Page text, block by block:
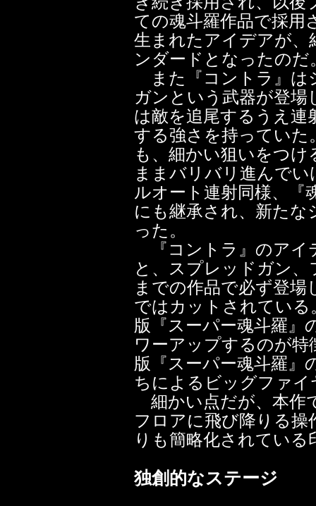
ての魂斗羅作品で採用
生まれたアイデアが、
ンダードとなったのだ
また『コントラ』は
ガンという武器が登
は敵を追尾するうえ連
する強さを持っていた
も、細かい狙いをつ
ままバリバリ進んで
ルオート連射同様、『
にも継承され、新たな
った。
『コントラ』のアイ
と、スプレッドガン
までの作品で必ず登
ではカットされてい
版『スーパー魂斗羅』
ワーアップするのが
版『スーパー魂斗羅』
ちによるビッグファ
細かい点だが、本作
フロアに飛び降りる
りも簡略化されている
独創的なステージ